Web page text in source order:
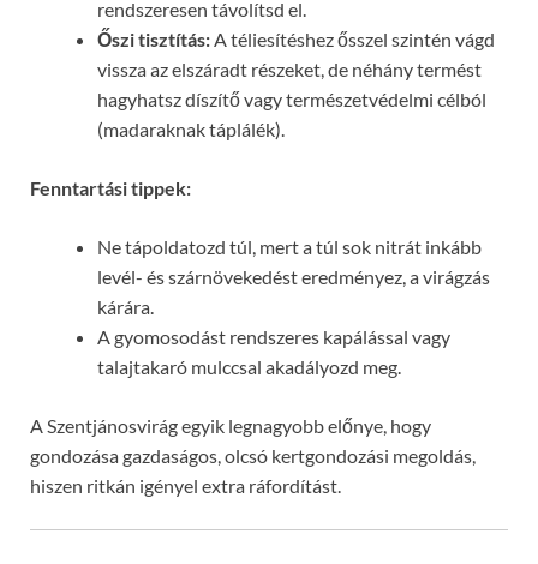
rendszeresen távolítsd el.
Őszi tisztítás:A téliesítéshez ősszel szintén vágd
vissza az elszáradt részeket, de néhány termést
hagyhatsz díszítő vagy természetvédelmi célból
(madaraknak táplálék).
Fenntartási tippek:
Ne tápoldatozd túl, mert a túl sok nitrát inkább
levél- és szárnövekedést eredményez, a virágzás
kárára.
A gyomosodást rendszeres kapálással vagy
talajtakaró mulccsal akadályozd meg.
A Szentjánosvirág egyik legnagyobb előnye, hogy
gondozása gazdaságos, olcsó kertgondozási megoldás,
hiszen ritkán igényel extra ráfordítást.